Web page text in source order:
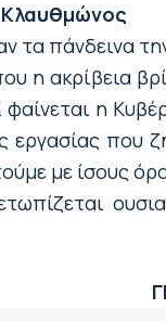
Κλαυθμώνος
τα πάνδεινα
ακρίβεια
η
που
με ίσους